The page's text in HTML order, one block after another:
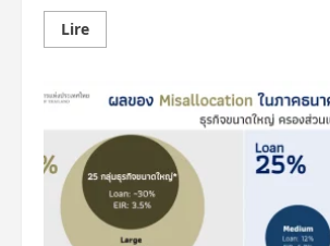
LireEn
savoir
mises
garde
légitimes
après
le
décès
d’un
garçon